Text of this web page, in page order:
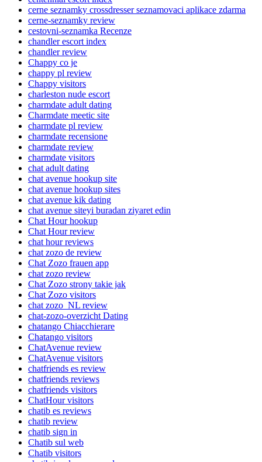
cerne seznamky crossdresser seznamovaci aplikace zdarma
cerne-seznamky review
cestovni-seznamka Recenze
chandler escort index
chandler review
Chappy co je
chappy pl review
Chappy visitors
charleston nude escort
charmdate adult dating
Charmdate meetic site
charmdate pl review
charmdate recensione
charmdate review
charmdate visitors
chat adult dating
chat avenue hookup site
chat avenue hookup sites
chat avenue kik dating
chat avenue siteyi buradan ziyaret edin
Chat Hour hookup
Chat Hour review
chat hour reviews
chat zozo de review
Chat Zozo frauen app
chat zozo review
Chat Zozo strony takie jak
Chat Zozo visitors
chat zozo_NL review
chat-zozo-overzicht Dating
chatango Chiacchierare
Chatango visitors
ChatAvenue review
ChatAvenue visitors
chatfriends es review
chatfriends reviews
chatfriends visitors
ChatHour visitors
chatib es reviews
chatib review
chatib sign in
Chatib sul web
Chatib visitors